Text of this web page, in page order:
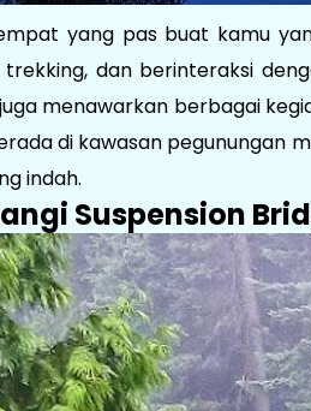
yang pas buat kamu
dan berinteraksi
menawarkan berbagai
di kawasan pegunungan
indah.
Suspension